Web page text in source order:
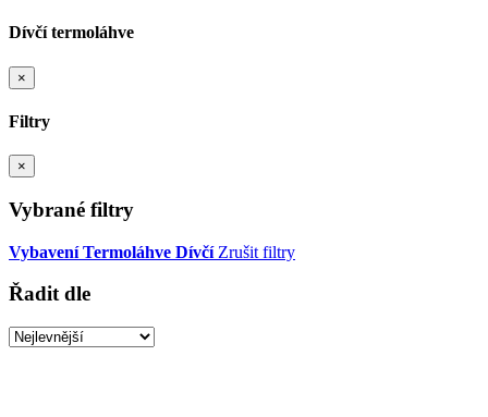
Dívčí termoláhve
×
Filtry
×
Vybrané filtry
Vybavení Termoláhve Dívčí Zrušit filtry
Řadit dle